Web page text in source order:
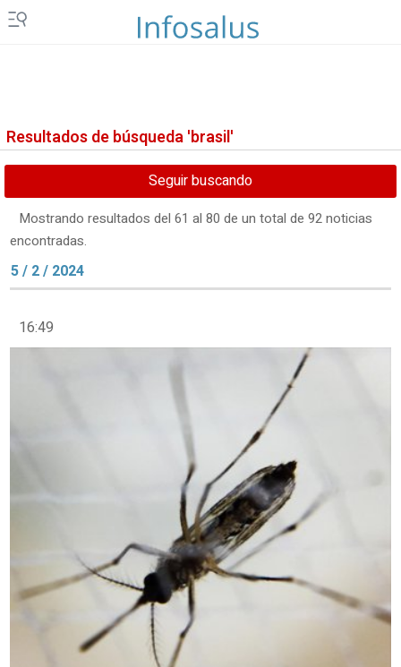
Resultados de búsqueda 'brasil'
Seguir buscando
Mostrando resultados del 61 al 80 de un total de 92 noticias
encontradas.
5 / 2 / 2024
16:49